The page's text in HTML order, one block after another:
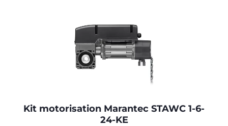
Kit motorisation Marantec STAWC 1-6-
24-KE